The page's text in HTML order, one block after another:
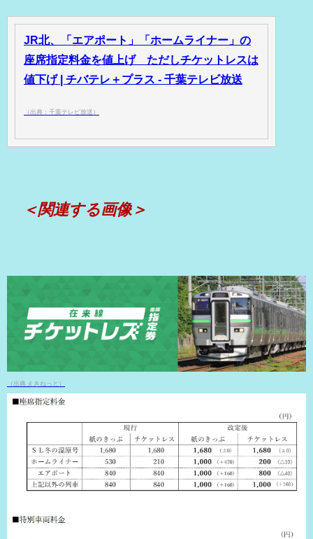
JR北、「エアポート」「ホームライナー」の
座席指定料金を値上げ ただしチケットレスは
値下げ | チバテレ＋プラス - 千葉テレビ放送
（出典：千葉テレビ放送）
＜関連する画像＞
（出典 えきねっと）